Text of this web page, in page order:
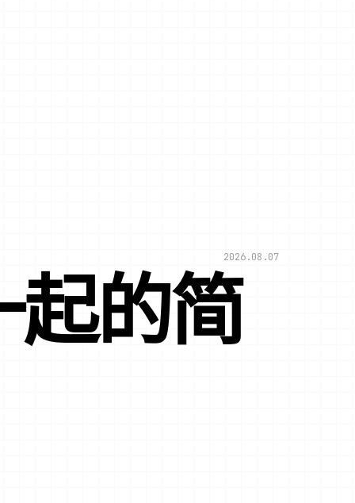
2026.08.07
的简